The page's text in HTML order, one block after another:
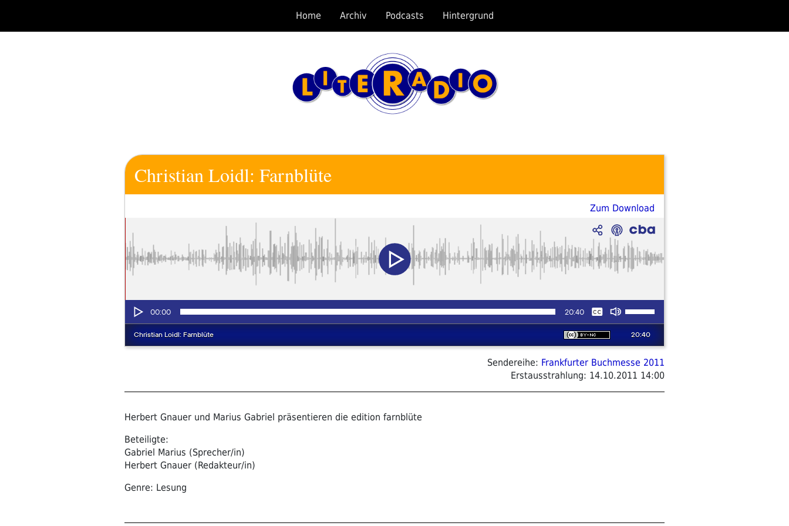
springen
Home Archiv Podcasts Hintergrund
Christian Loidl: Farnblüte
Zum Download
Sendereihe: Frankfurter Buchmesse 2011
Erstausstrahlung: 14.10.2011 14:00
Herbert Gnauer und Marius Gabriel präsentieren die edition farnblüte
Beteiligte:
Gabriel Marius (Sprecher/in)
Herbert Gnauer (Redakteur/in)
Genre: Lesung